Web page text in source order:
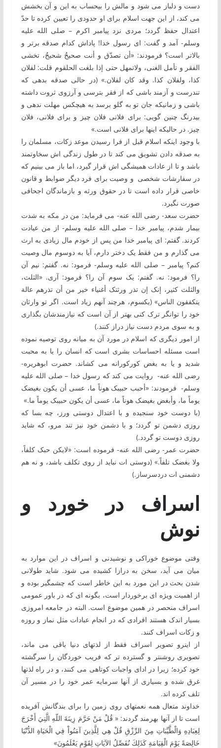
دست و دل‏باز می‏ شود و مالش را بی‏حساب به ‏این و آن بخشش
می ‏کند، از این‏ جهت اسلام برای او حدودی را تعیین کرده تا حدّ
اعتدال حفظ گردد؛ مردی نزد پیامبر اکرم – صلی الله علیه
وسلم- آمد و گفت: ای رسول خدا! پاداش کدام صدقه برتر و
بالا‏تر است؟ فرمودند: «أن تصدّق و أنت صحیحٌ شحیحٌ، تخشی
الفقر و تأمل الغنی، ولاتمهل حتی إذا بلغت الحلقوم قلت: لفلان
کذا، ولفلان کذا. وقد کان لفلان.» (در حالی صدقه بدهی که
تندرست و آزمند باشی که از فقر بترسی و آرزوی ثروت داشته
باشی و زمانی‏که جان تو به ‏گلو برسد به ‏هیچ‏کس مهلت ندهی و
بی‏درنگ چنین ‏گویی: برای فلانی فلان چیز و برای فلانی، فلان
چیز. در حالی‏که این‏ها برای فلانی است.»
با وجود این‏که اسلام قبل از فرا رسیدن موعد زکات، مسلمان‏ را
به‏ صدقه دادن تشویق می‏ کند تا در طول زندگی ‏اش سخاوتمند
باشد و تا از عادات همیشگی ‏اش قرار گیرد، اما باز می‏ بینیم که
در سفارشات شخصی و وصیت برای فرد دیگر ضوابط و قانون
خاصی قرار داده ‏است تا در حقوق ورثه و بازماندگان اجحافی
صورت نگیرد.
حضرت سعد- رضی الله عنه- می‎ فرماید: من در مکه به ‏شدت
بیمار شدم، پیامبر خدا – صلی الله علیه وسلم- از من عیادت
کردند. گفتم: ای پیامبر خدا من پس از خودم مال زیادی به ‏ارث
می‏ گذارم و من فقط یک دختر دارم، آیا به ‏دوسوم مال وصیت
کنم؟ پیامبر – صلی الله علیه وسلم- فرمود: نه. گفتم: نیم آن‏
را؟ فرمود: نه. گفتم: یک‏ سوم آن ‏را؟ فرمود: آری. «الثلث،
والثلث کثیر، إنک إن تذر ورثتک أغنیاء خیر من أن تذرهم عالة
یتکففون الناس» (یک‏سوم، هرچند آن‏هم زیاد است. اگر تو وارثان
خود را توانگر ترک کنی بهتر از آن است که نیازمندشان بگذاری
و به‏ سوی مردم دست نیاز دراز کنند.)
از امور دیگری‏ که اسلام در مورد آن به ‏میانه روی توصیه نموده
‏است مسئله‏ احساسات بشری است که انسان را یا به ‏محبت
شدید و یا به ‏بغض کورکورانه می‏ کشاند. حضرت ابوهریره-
رضی الله عنه- روایت می ‏کند که رسول خدا – صلی الله علیه
وسلم- فرمودند: «أحبب حبیبک هوناً ما، عسی أن یکون بغیضک
یوماً ما، وأبغض بغیضک هوناً ما، عسی أن یکون حبیبک یوماً ما.»
(با دوست خود سنجیده و با اعتدال دوستی ورز، چه بسا که
روزی دشمن تو گردد؛ و با دشمن خود نیز تند مرو، که شاید
روزی دوست تو گردد.)
حضرت عمر- رضی الله عنه- فرموده است: «لایکن حبک کلفاً،
ولا بغضک تلفاً.» (دوستی ‏ات نباید از روی تکلف باشد، و نه هم
دشمنی ‏ات دردسرساز.)
اسراف در خورد و
نوش
وقتی موضوع خوراکی و نوشیدنی و اسراف در این موارد به
‏میان می ‏آید، سخن به‏ درازا ‏کشیده می‏ شود. شاید طولانی
شدن بحث در این مورد به ‏این خاطر است که چشم‏گیر بوده و
از اهمیت ویژه‏ ای برخوردار است، بگونه ‏ای ‏که در باور عمومی
اسراف منحصر در همین موضوع است. البته در جامعه امروزی
بسیار اندک هستند افرادی که در انجام عبادات مثل نماز و روزه
و زکات اسراف کنند.
از این‏رو تصویر اسراف فقط از لذت‏های دنیا باقی می ‏ماند،
تصویری روشن‏تر و گسترده‏ تر که فریب خوردگان را سرگشته
خود کرده؛ زیرا در ادای واجبات کوتاهی می ‏کنند، و در راه لذت‏ها
غرق شده و بسیاری از آن‏ها سرمایه‏ عمر خود را در مسیر آن
تلف کرده‏ اند.
خداوند متعال همه‏ نعمت‏های روی زمین را برای بندگانش آفریده
است تا از آن‏ها بهرمند گردند: « قُلْ مَنْ حَرَّمَ زِينَةَ اللّهِ الَّتِيَ أَخْرَجَ
لِعِبَادِهِ وَالْطَّيِّبَاتِ مِنَ الرِّزْقِ قُلْ هِي لِلَّذِينَ آمَنُواْ فِي الْحَيَاةِ الدُّنْيَا
خَالِصَةً يَوْمَ الْقِيَامَةِ كَذَلِكَ نُفَصِّلُ الآيَاتِ لِقَوْمٍ يَعْلَمُونَ»